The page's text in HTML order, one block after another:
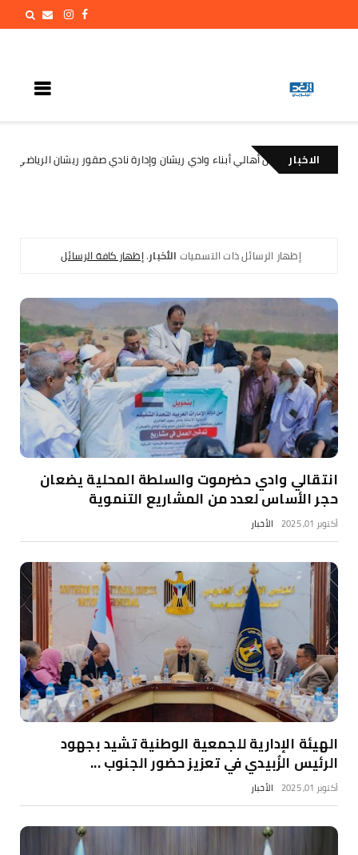
الاخبار
وادي ريشان وإدارة نادي صقور ريشان الرياضي الأخبار الأمين
‏إظهار الرسائل ذات التسميات الأخبار.إظهار كافة الرسائل
انتقالي وادي حضرموت والسلطة المحلية يضعان
حجر الأساس لعدد من المشاريع التنموية
أكتوبر 01, 2025 الأخبار
الهيئة الإدارية للجمعية الوطنية تشيد بجهود
الرئيس الزُبيدي في تعزيز حضور الجنوب ...
أكتوبر 01, 2025 الأخبار